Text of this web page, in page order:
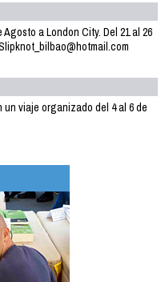
a London City. Del 21 al 26
viaje organizado del 4 al 6 de